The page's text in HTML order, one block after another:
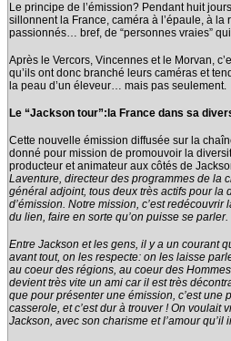
Le principe de l’émission? Pendant huit
sillonnent la France, caméra à l’épaule, à la
passionnés… bref, de “personnes vraies”
Après le Vercors, Vincennes et le Morvan,
qu’ils ont donc branché leurs caméras et
la peau d’un éleveur… mais pas seulement.
Le “Jackson tour”:la France dans sa
Cette nouvelle émission diffusée sur la
donné pour mission de promouvoir la
producteur et animateur aux côtés de
Laventure, directeur des programmes de la
général adjoint, tous deux très actifs pour la
d’émission. Notre mission, c’est redécouvrir
du lien, faire en sorte qu’on puisse se parler.
Entre Jackson et les gens, il y a un courant
avant tout, on les respecte: on les laisse
au coeur des régions, au coeur des
devient très vite un ami car il est très
que pour présenter une émission, c’est une
casserole, et c’est dur à trouver ! On voulait
Jackson, avec son charisme et l’amour qu’il